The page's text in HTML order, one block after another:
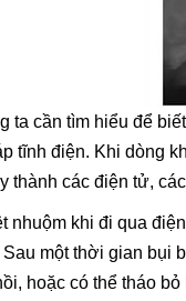
ta cần tìm hiểu để
tĩnh điện. Khi dòng
thành các điện tử,
nhuộm khi đi qua
một thời gian bụi
hoặc có thể tháo